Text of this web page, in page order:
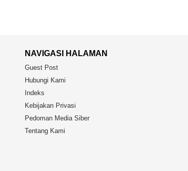
NAVIGASI HALAMAN
Guest Post
Hubungi Kami
Indeks
Kebijakan Privasi
Pedoman Media Siber
Tentang Kami